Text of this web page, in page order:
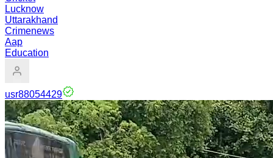
Lucknow
Uttarakhand
Crimenews
Aap
Education
usr88054429